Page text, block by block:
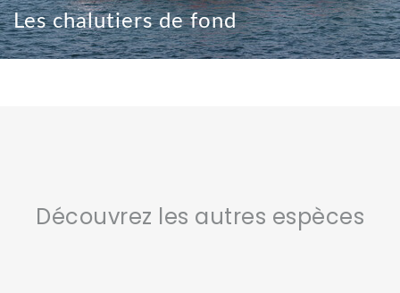
Les chalutiers de fond
Découvrez les autres espèces